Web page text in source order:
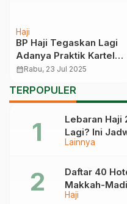
BP Haji dan BPKH
Potensi Berbahaya,
Dewan Syariah
DPR Perlu Tetap
Mengontrol
calendar_month Rabu, 30 Jul 2025
TERPOPULER
Lainnya
Lebaran Haji
Lagi? Ini
Tahun Depan
Haji
Daftar 40
Makkah-
Cek di Sini